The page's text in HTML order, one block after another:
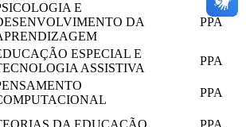
E
DA
PPA
ESPECIAL E
ASSISTIVA
PPA
PPA